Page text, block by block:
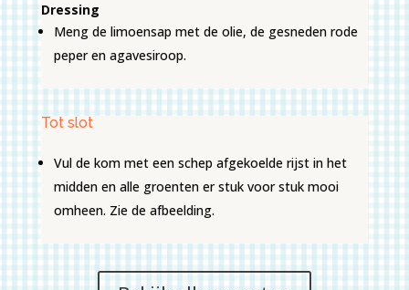
Dressing
Meng de limoensap met de olie, de gesneden rode
peper en agavesiroop.
Tot slot
Vul de kom met een schep afgekoelde rijst in het
midden en alle groenten er stuk voor stuk mooi
omheen. Zie de afbeelding.